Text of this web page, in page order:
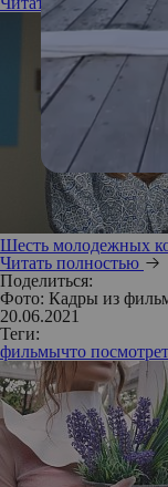
Шесть молодежных
Читать полностью
Поделиться:
Фото: Кадры из
20.06.2021
Теги:
фильмычто